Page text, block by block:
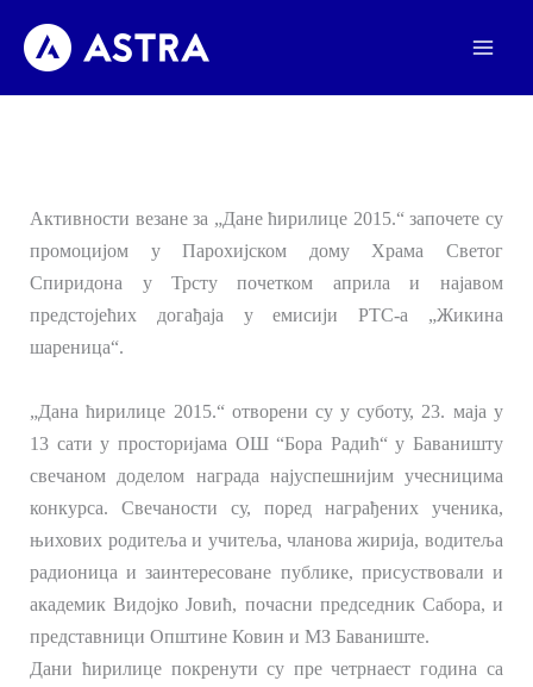
садржај
Активности везане за „Дане ћирилице 2015.“ започете су
промоцијом у Парохијском дому Храма Светог
Спиридона у Трсту почетком априла и најавом
предстојећих догађаја у емисији РТС-а „Жикина
шареница“.
„Дана ћирилице 2015.“ отворени су у суботу, 23. маја у
13 сати у просторијама ОШ “Бора Радић“ у Баваништу
свечаном доделом награда најуспешнијим учесницима
конкурса. Свечаности су, поред награђених ученика,
њихових родитеља и учитеља, чланова жирија, водитеља
радионица и заинтересоване публике, присуствовали и
академик Видојко Јовић, почасни председник Сабора, и
представници Општине Ковин и МЗ Баваниште.
Дани ћирилице покренути су пре четрнаест година са